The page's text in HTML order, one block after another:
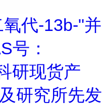
代-13b-"并
号：
研现货产
研究所先发